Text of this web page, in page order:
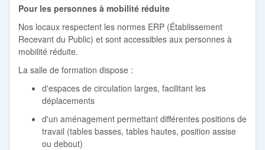
Pour les personnes à mobilité réduite
Nos locaux respectent les normes ERP (Établissement
Recevant du Public) et sont accessibles aux personnes à
mobilité réduite.
La salle de formation dispose :
d'espaces de circulation larges, facilitant les
déplacements
d'un aménagement permettant différentes positions de
travail (tables basses, tables hautes, position assise
ou debout)